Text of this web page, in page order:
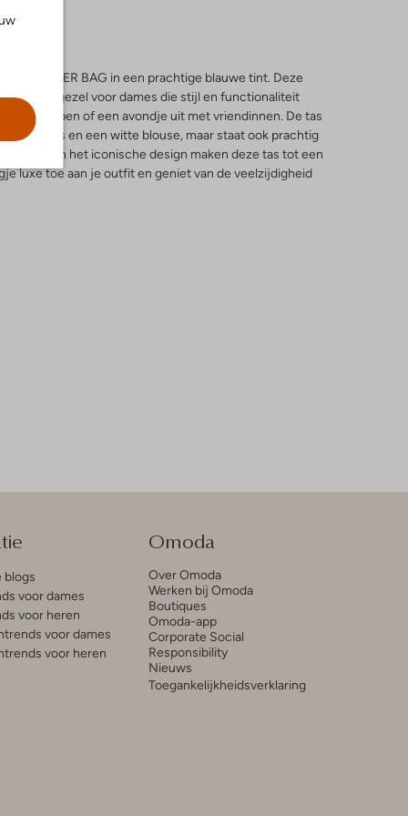
SHOULDER BAG in een prachtige blauwe tint. Deze
metgezel voor dames die stijl en functionaliteit
shoppen of een avondje uit met vriendinnen. De tas
jeans en een witte blouse, maar staat ook prachtig
en het iconische design maken deze tas tot een
luxe toe aan je outfit en geniet van de veelzijdigheid
blogs
voor dames
voor heren
voor dames
voor heren
Omoda
Over Omoda
Werken bij Omoda
Boutiques
Omoda-app
Corporate Social
Responsibility
Nieuws
Toegankelijkheidsverklaring